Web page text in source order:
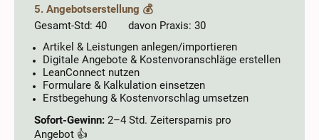
5. Angebotserstellung 💰
Gesamt-Std: 40 davon Praxis: 30
Artikel & Leistungen anlegen/importieren
Digitale Angebote & Kostenvoranschläge erstellen
LeanConnect nutzen
Formulare & Kalkulation einsetzen
Erstbegehung & Kostenvorschlag umsetzen
Sofort-Gewinn: 2–4 Std. Zeitersparnis pro
Angebot 👍